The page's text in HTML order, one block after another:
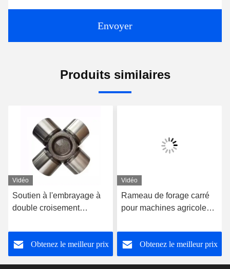
Envoyer
Produits similaires
Vidéo
Soutien à l'embrayage à
double croisement
coupleur d'arbre
d'entraînement de voiture
Taille de forage 10-100
Obtenez le meilleur prix
Vidéo
Rameau de forage carré
pour machines agricoles
WB208PPB13 F33
39602m F33 39602
Rameau à billes
Obtenez le meilleur prix